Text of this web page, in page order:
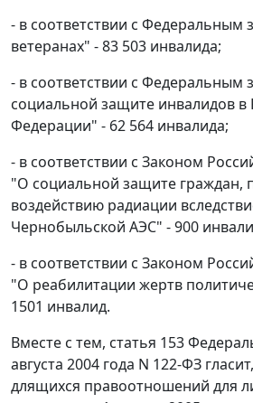
- в соответствии с Федеральным
ветеранах" - 83 503 инвалида;
- в соответствии с Федеральным
социальной защите инвалидов в
Федерации" - 62 564 инвалида;
- в соответствии с Законом
"О социальной защите граждан,
воздействию радиации
Чернобыльской АЭС" - 900
- в соответствии с Законом
"О реабилитации жертв
1501 инвалид.
Вместе с тем, статья 153
августа 2004 года N 122-ФЗ
длящихся правоотношений для